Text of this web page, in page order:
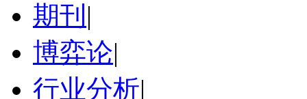
期刊 |
博弈论|
行业分析|